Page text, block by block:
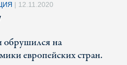
| 12.11.2020
обрушился на
европейских стран.